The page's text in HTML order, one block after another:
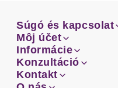
Súgó és kapcsolat
Email
Facebook
Súgó és kapcsolat
Email
Facebook
Môj účet
Prehľad objednávok
Môj účet
Prehľad objednávok
Informácie
Doprava
Informácie
Doprava
Konzultáció
Sprievodca-veľkosťami
Konzultáció
Kontakt
Kontakt